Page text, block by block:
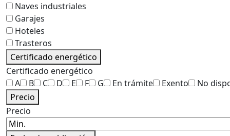
Naves industriales
Garajes
Hoteles
Trasteros
Certificado energético
Certificado energético
A
B C D E F G En trámite Exento
No
Precio
Precio